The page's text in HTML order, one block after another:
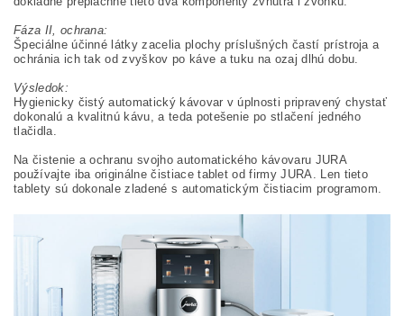
Fáza II, ochrana:
Špeciálne účinné látky zacelia plochy príslušných častí prístroja a
ochránia ich tak od zvyškov po káve a tuku na ozaj dlhú dobu.
Výsledok:
Hygienicky čistý automatický kávovar v úplnosti pripravený chystať
dokonalú a kvalitnú kávu, a teda potešenie po stlačení jedného
tlačidla.
Na čistenie a ochranu svojho automatického kávovaru JURA
používajte iba originálne čistiace tablet od firmy JURA. Len tieto
tablety sú dokonale zladené s automatickým čistiacim programom.